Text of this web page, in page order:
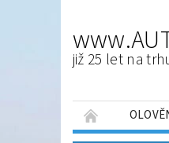
již 25 let na